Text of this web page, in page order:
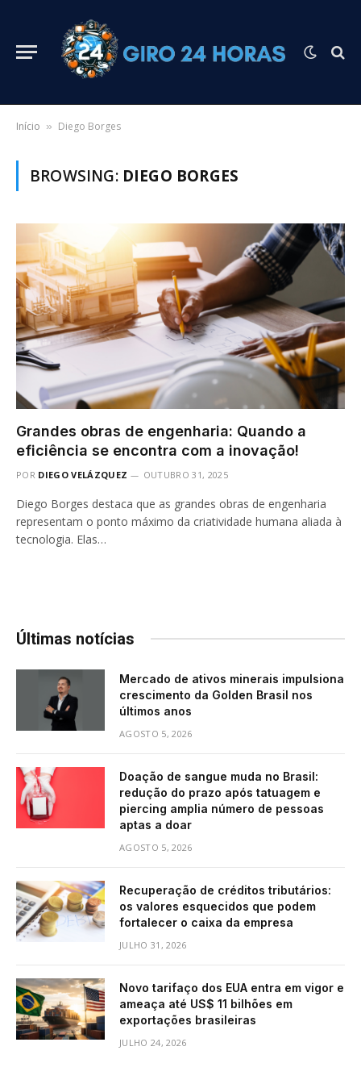
Início » Diego Borges
BROWSING: DIEGO BORGES
Grandes obras de engenharia: Quando a
eficiência se encontra com a inovação!
POR DIEGO VELÁZQUEZ OUTUBRO 31, 2025
Diego Borges destaca que as grandes obras de engenharia
representam o ponto máximo da criatividade humana aliada à
tecnologia. Elas…
Últimas notícias
Mercado de ativos minerais impulsiona
crescimento da Golden Brasil nos
últimos anos
AGOSTO 5, 2026
Doação de sangue muda no Brasil:
redução do prazo após tatuagem e
piercing amplia número de pessoas
aptas a doar
AGOSTO 5, 2026
Recuperação de créditos tributários:
os valores esquecidos que podem
fortalecer o caixa da empresa
JULHO 31, 2026
Novo tarifaço dos EUA entra em vigor e
ameaça até US$ 11 bilhões em
exportações brasileiras
JULHO 24, 2026